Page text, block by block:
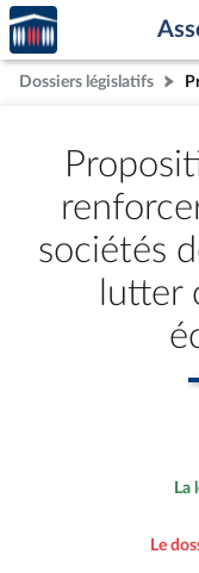
Aller au contenu
Aller en bas de la
Accèder
à la
page
d'accueil
Dossiers législatifs
sociétés
lutter
La
Le